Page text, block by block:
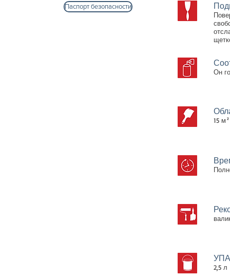
Паспорт безопасности
Он
15
2,5 л